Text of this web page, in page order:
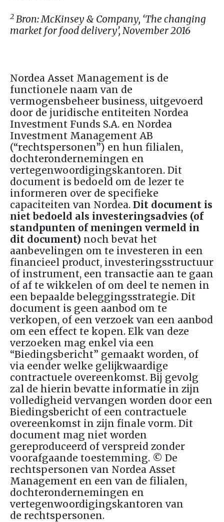
2 Bron: McKinsey & Company, ‘The changing
market for food delivery’, November 2016
Nordea Asset Management is de
functionele naam van de
vermogensbeheer business, uitgevoerd
door de juridische entiteiten Nordea
Investment Funds S.A. en Nordea
Investment Management AB
(“rechtspersonen”) en hun filialen,
dochterondernemingen en
vertegenwoordigingskantoren. Dit
document is bedoeld om de lezer te
informeren over de specifieke
capaciteiten van Nordea. Dit document is
niet bedoeld als investeringsadvies (of
standpunten of meningen vermeld in
dit document) noch bevat het
aanbevelingen om te investeren in een
financieel product, investeringsstructuur
of instrument, een transactie aan te gaan
of af te wikkelen of om deel te nemen in
een bepaalde beleggingsstrategie. Dit
document is geen aanbod om te
verkopen, of een verzoek van een aanbod
om een effect te kopen. Elk van deze
verzoeken mag enkel via een
“Biedingsbericht” gemaakt worden, of
via eender welke gelijkwaardige
contractuele overeenkomst. Bij gevolg
zal de hierin bevatte informatie in zijn
volledigheid vervangen worden door een
Biedingsbericht of een contractuele
overeenkomst in zijn finale vorm. Dit
document mag niet worden
gereproduceerd of verspreid zonder
voorafgaande toestemming. © De
rechtspersonen van Nordea Asset
Management en een van de filialen,
dochterondernemingen en
vertegenwoordigingskantoren van
de rechtspersonen.